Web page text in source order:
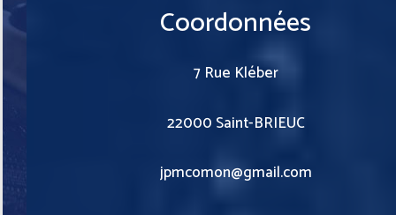
Coordonnées
7 Rue Kléber
22000 Saint-BRIEUC
jpmcomon@gmail.com